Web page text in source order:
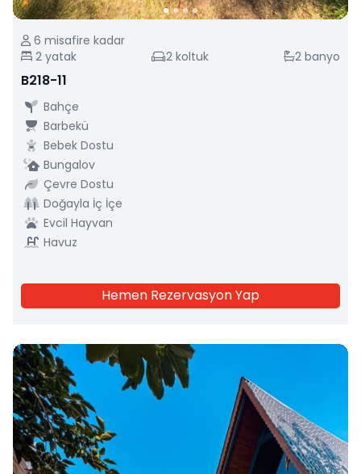
6 misafire kadar
2 yatak 2 koltuk 2 banyo
B218-11
Bahçe
Barbekü
Bebek Dostu
Bungalov
Çevre Dostu
Doğayla İç İçe
Evcil Hayvan
Havuz
Hemen Rezervasyon Yap